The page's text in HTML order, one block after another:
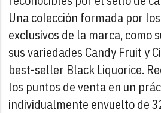
Una colección formada por
exclusivos de la marca, como
sus variedades Candy Fruit y
best-seller Black Liquorice.
los puntos de venta en un
individualmente envuelto de